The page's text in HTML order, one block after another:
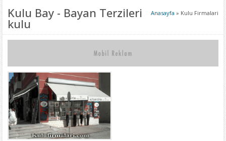
Anasayfa » Kulu Firmalari
Kulu Bay - Bayan Terzileri
kulu